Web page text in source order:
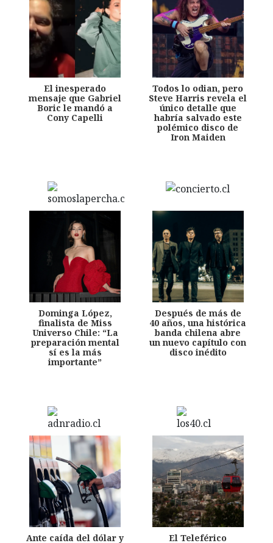
El inesperado
mensaje que Gabriel
Boric le mandó a
Cony Capelli
Todos lo odian, pero
Steve Harris revela el
único detalle que
habría salvado este
polémico disco de
Iron Maiden
Dominga López,
finalista de Miss
Universo Chile: “La
preparación mental
sí es la más
importante”
Después de más de
40 años, una histórica
banda chilena abre
un nuevo capítulo con
disco inédito
Ante caída del dólar y
El Teleférico